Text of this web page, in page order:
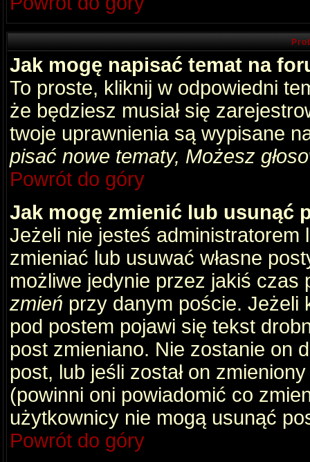
Jak mogę napisać temat na
To proste, kliknij w odpowiedni
że będziesz musiał się
twoje uprawnienia są wypisane
pisać nowe tematy, Możesz
Powrót do góry
Jak mogę zmienić lub usunąć
Jeżeli nie jesteś
zmieniać lub usuwać własne
możliwe jedynie przez jakiś
zmień przy danym poście. Jeżeli
pod postem pojawi się tekst
post zmieniano. Nie zostanie on
post, lub jeśli został on
(powinni oni powiadomić co
użytkownicy nie mogą usunąć
Powrót do góry